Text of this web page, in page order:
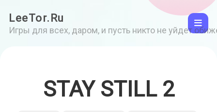
LeeTor.Ru
Игры для всех, даром, и пусть никто не уйдет
STAY STILL 2